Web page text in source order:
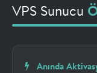
VPS Sunucu
Anında